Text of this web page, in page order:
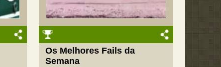
Os Melhores Fails da
Semana